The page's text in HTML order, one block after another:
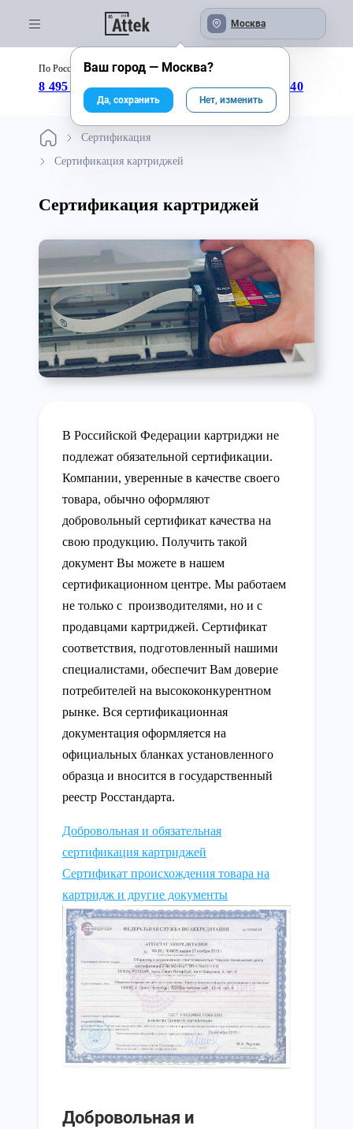
Москва
По России бесплатно:
8 495 246-04-43 8 800 333-25-40
Сертификация
Сертификация картриджей
Сертификация картриджей
В Российской Федерации картриджи не
подлежат обязательной сертификации.
Компании, уверенные в качестве своего
товара, обычно оформляют
добровольный сертификат качества на
свою продукцию. Получить такой
документ Вы можете в нашем
сертификационном центре. Мы работаем
не только с производителями, но и с
продавцами картриджей. Сертификат
соответствия, подготовленный нашими
специалистами, обеспечит Вам доверие
потребителей на высококонкурентном
рынке. Вся сертификационная
документация оформляется на
официальных бланках установленного
образца и вносится в государственный
реестр Росстандарта.
Добровольная и обязательная
сертификация картриджей
Сертификат происхождения товара на
картридж и другие документы
Добровольная и
Ваш город — Москва?
Да, сохранить Нет, изменить